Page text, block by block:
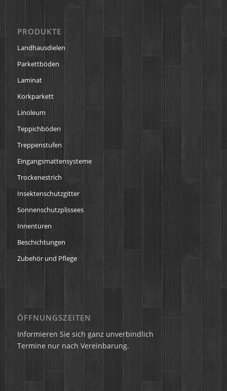
PRODUKTE
Landhausdielen
Parkettböden
Laminat
Korkparkett
Linoleum
Teppichböden
Treppenstufen
Eingangsmattensysteme
Trockenestrich
Insektenschutzgitter
Sonnenschutzplissees
Innentüren
Beschichtungen
Zubehör und Pflege
ÖFFNUNGSZEITEN
Informieren Sie sich ganz unverbindlich
Termine nur nach Vereinbarung.